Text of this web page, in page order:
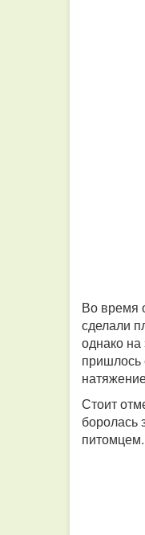
Во время
сделали
однако
пришлось
Стоит
боролась